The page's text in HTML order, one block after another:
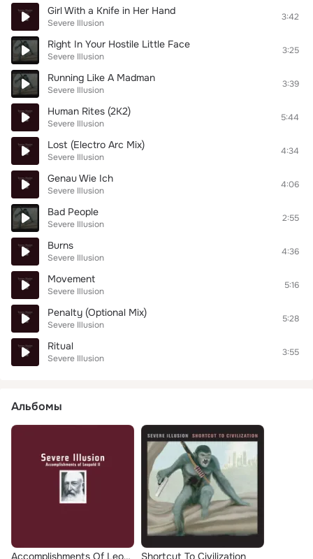
Girl With a Knife in Her Hand
Severe Illusion
3:42
Right In Your Hostile Little Face
Severe Illusion
3:25
Running Like A Madman
Severe Illusion
3:39
Human Rites (2K2)
Severe Illusion
5:44
Lost (Electro Arc Mix)
Severe Illusion
4:34
Genau Wie Ich
Severe Illusion
4:06
Bad People
Severe Illusion
2:55
Burns
Severe Illusion
4:36
Movement
Severe Illusion
5:16
Penalty (Optional Mix)
Severe Illusion
5:28
Ritual
Severe Illusion
3:55
Альбомы
Accomplishments Of Leopold II Shortcut To Civilization